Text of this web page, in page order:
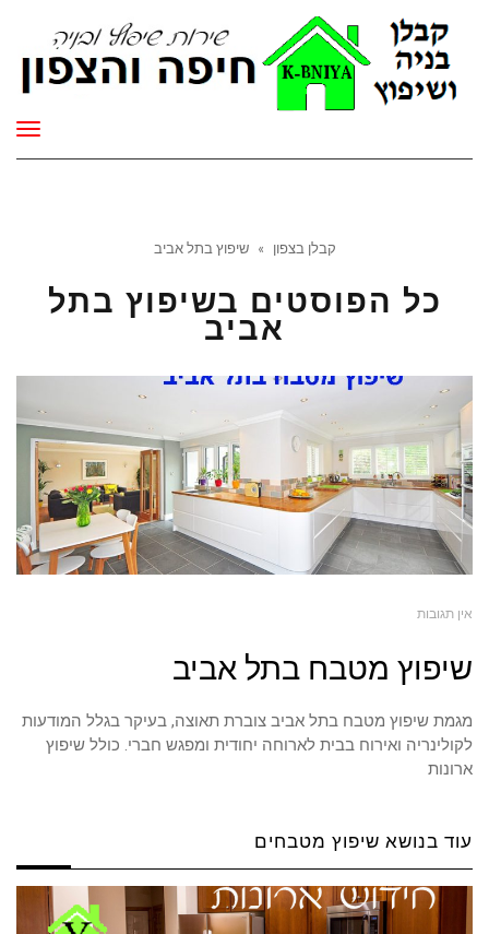
קבלן בצפון » שיפוץ בתל אביב
כל הפוסטים בשיפוץ בתל
אביב
אין תגובות
שיפוץ מטבח בתל אביב
מגמת שיפוץ מטבח בתל אביב צוברת תאוצה, בעיקר בגלל המודעות
לקולינריה ואירוח בבית לארוחה יחודית ומפגש חברי. כולל שיפוץ
ארונות
עוד בנושא שיפוץ מטבחים